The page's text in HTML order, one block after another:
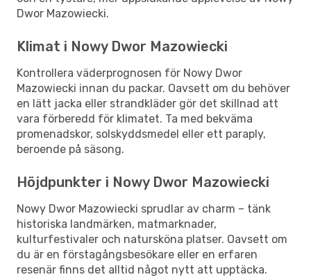
Dwor Mazowiecki.
Klimat i Nowy Dwor Mazowiecki
Kontrollera väderprognosen för Nowy Dwor
Mazowiecki innan du packar. Oavsett om du behöver
en lätt jacka eller strandkläder gör det skillnad att
vara förberedd för klimatet. Ta med bekväma
promenadskor, solskyddsmedel eller ett paraply,
beroende på säsong.
Höjdpunkter i Nowy Dwor Mazowiecki
Nowy Dwor Mazowiecki sprudlar av charm – tänk
historiska landmärken, matmarknader,
kulturfestivaler och natursköna platser. Oavsett om
du är en förstagångsbesökare eller en erfaren
resenär finns det alltid något nytt att upptäcka.